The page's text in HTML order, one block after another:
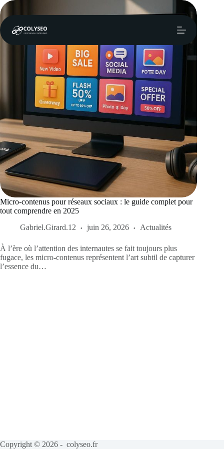
Passer
au
contenu
Micro-contenus pour réseaux sociaux : le guide complet pour
tout comprendre en 2025
Gabriel.Girard.12
juin 26, 2026 Actualités
À l’ère où l’attention des internautes se fait toujours plus
fugace, les micro-contenus représentent l’art subtil de capturer
l’essence du…
Copyright © 2026 - colyseo.fr